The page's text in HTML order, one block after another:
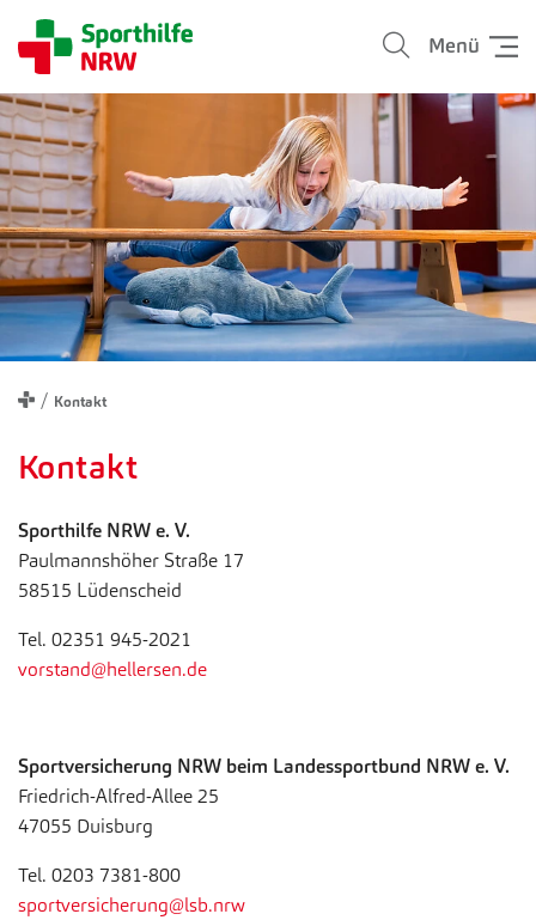
Menü
Kontakt
Kontakt
Sporthilfe NRW e. V.
Paulmannshöher Straße 17
58515 Lüdenscheid
Tel. 02351 945-2021
vorstand@hellersen.de
Sportversicherung NRW beim Landessportbund NRW e. V.
Friedrich-Alfred-Allee 25
47055 Duisburg
Tel. 0203 7381-800
sportversicherung@lsb.nrw